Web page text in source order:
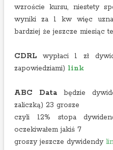
wzroście kursu, niestety
wyniki za 1 kw więc
bardziej że jeszcze miesiąc
CDRL wypłaci 1 zł
zapowiedziami) link
ABC Databędzie
zaliczką) 23 grosze
czyli 12% stopa
oczekiwałem jakiś 7
groszy jeszcze dywidendy